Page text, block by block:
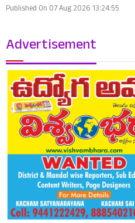
Published On 07 Aug 2026 13:24:55
Advertisement